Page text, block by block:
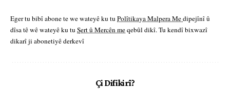
Eger tu bibî abone te we wateyê ku tu Polîtikaya Malpera Medipejînî û
dîsa tê wê wateyê ku tu Şert û Mercên meqebûl dikî. Tu kendî bixwazî
dikarî ji abonetiyê derkevî
Çi Difikirî?